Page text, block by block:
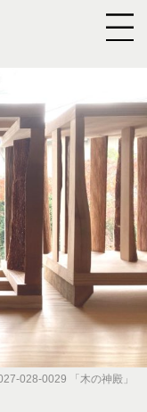
028-0029 「木の神殿」